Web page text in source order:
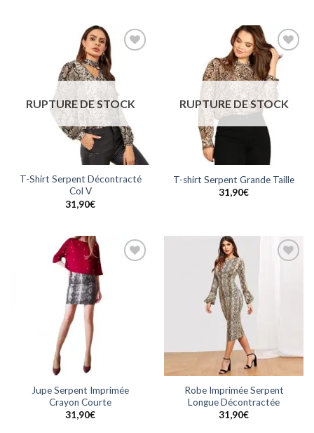
wishlist
RUPTURE DE STOCK
T-Shirt Serpent Décontracté
Col V
31,90€
Ajouter
wishlist
RUPTURE DE STOCK
T-shirt Serpent Grande Taille
31,90€
Jupe Serpent Imprimée
Crayon Courte
31,90€
Robe Imprimée Serpent
Longue Décontractée
31,90€